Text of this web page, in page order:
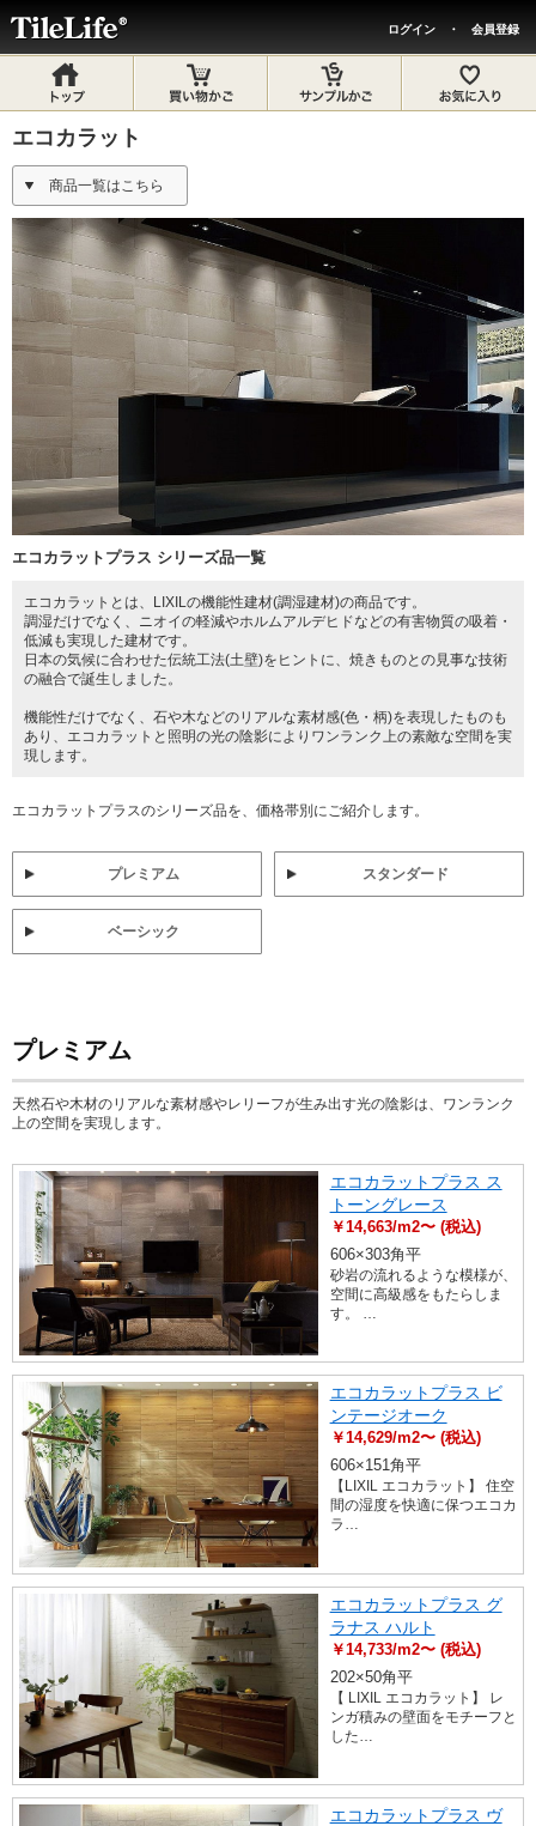
ログイン ・ 会員登録
エコカラット
商品一覧はこちら
エコカラットプラス シリーズ品一覧
エコカラットとは、LIXILの機能性建材(調湿建材)の商品です。
調湿だけでなく、ニオイの軽減やホルムアルデヒドなどの有害物質の吸着・
低減も実現した建材です。
日本の気候に合わせた伝統工法(土壁)をヒントに、焼きものとの見事な技術
の融合で誕生しました。
機能性だけでなく、石や木などのリアルな素材感(色・柄)を表現したものも
あり、エコカラットと照明の光の陰影によりワンランク上の素敵な空間を実
現します。
エコカラットプラスのシリーズ品を、価格帯別にご紹介します。
プレミアム スタンダード
ベーシック
プレミアム
天然石や木材のリアルな素材感やレリーフが生み出す光の陰影は、ワンランク
上の空間を実現します。
エコカラットプラス ス
トーングレース
￥14,663/m2〜 (税込)
606×303角平
砂岩の流れるような模様が、
空間に高級感をもたらしま
す。 …
エコカラットプラス ビ
ンテージオーク
￥14,629/m2〜 (税込)
606×151角平
【LIXIL エコカラット】 住空
間の湿度を快適に保つエコカ
ラ…
エコカラットプラス グ
ラナス ハルト
￥14,733/m2〜 (税込)
202×50角平
【 LIXIL エコカラット】 レ
ンガ積みの壁面をモチーフと
した…
エコカラットプラス ヴ